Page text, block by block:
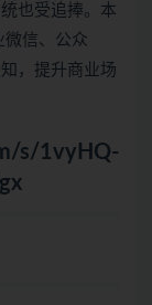
也受追捧。本
微信、公众
，提升商业场
s/1vyHQ-